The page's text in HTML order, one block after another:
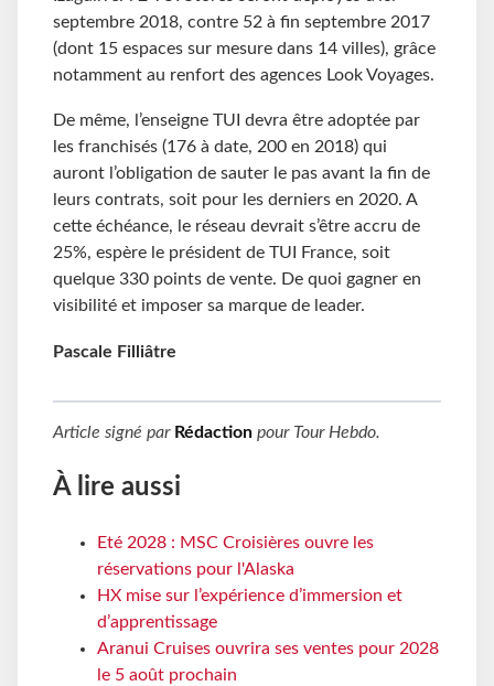
septembre 2018, contre 52 à fin septembre 2017
(dont 15 espaces sur mesure dans 14 villes), grâce
notamment au renfort des agences Look Voyages.
De même, l’enseigne TUI devra être adoptée par
les franchisés (176 à date, 200 en 2018) qui
auront l’obligation de sauter le pas avant la fin de
leurs contrats, soit pour les derniers en 2020. A
cette échéance, le réseau devrait s’être accru de
25%, espère le président de TUI France, soit
quelque 330 points de vente. De quoi gagner en
visibilité et imposer sa marque de leader.
Pascale Filliâtre
Article signé par Rédaction pour Tour Hebdo.
À lire aussi
Eté 2028 : MSC Croisières ouvre les
réservations pour l'Alaska
HX mise sur l’expérience d’immersion et
d’apprentissage
Aranui Cruises ouvrira ses ventes pour 2028
le 5 août prochain